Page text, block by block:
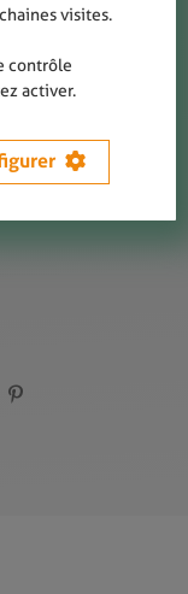
visites.
contrôle
activer.